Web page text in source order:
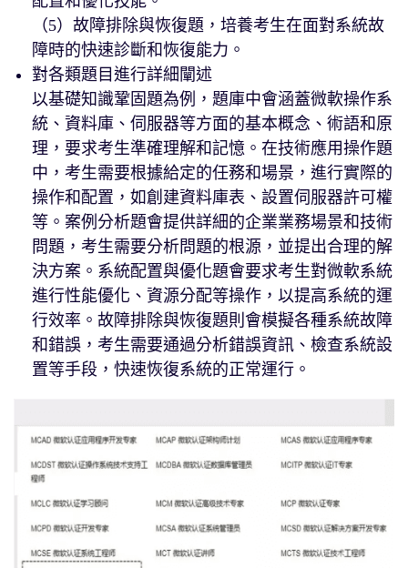
（5）故障排除與恢復題，培養考生在面對系統故
障時的快速診斷和恢復能力。
對各類題目進行詳細闡述
以基礎知識鞏固題為例，題庫中會涵蓋微軟操作系
統、資料庫、伺服器等方面的基本概念、術語和原
理，要求考生準確理解和記憶。在技術應用操作題
中，考生需要根據給定的任務和場景，進行實際的
操作和配置，如創建資料庫表、設置伺服器許可權
等。案例分析題會提供詳細的企業業務場景和技術
問題，考生需要分析問題的根源，並提出合理的解
決方案。系統配置與優化題會要求考生對微軟系統
進行性能優化、資源分配等操作，以提高系統的運
行效率。故障排除與恢復題則會模擬各種系統故障
和錯誤，考生需要通過分析錯誤資訊、檢查系統設
置等手段，快速恢復系統的正常運行。